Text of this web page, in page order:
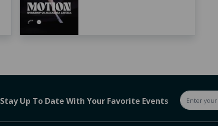
Stay Up To Date With Your Favorite Events